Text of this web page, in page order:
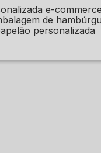
e-commerce
de
personalizada